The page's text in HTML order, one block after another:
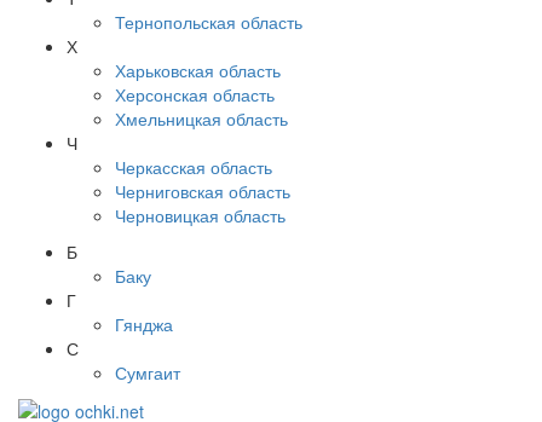
Тернопольская область
Х
Харьковская область
Херсонская область
Хмельницкая область
Ч
Черкасская область
Черниговская область
Черновицкая область
Б
Баку
Г
Гянджа
С
Сумгаит